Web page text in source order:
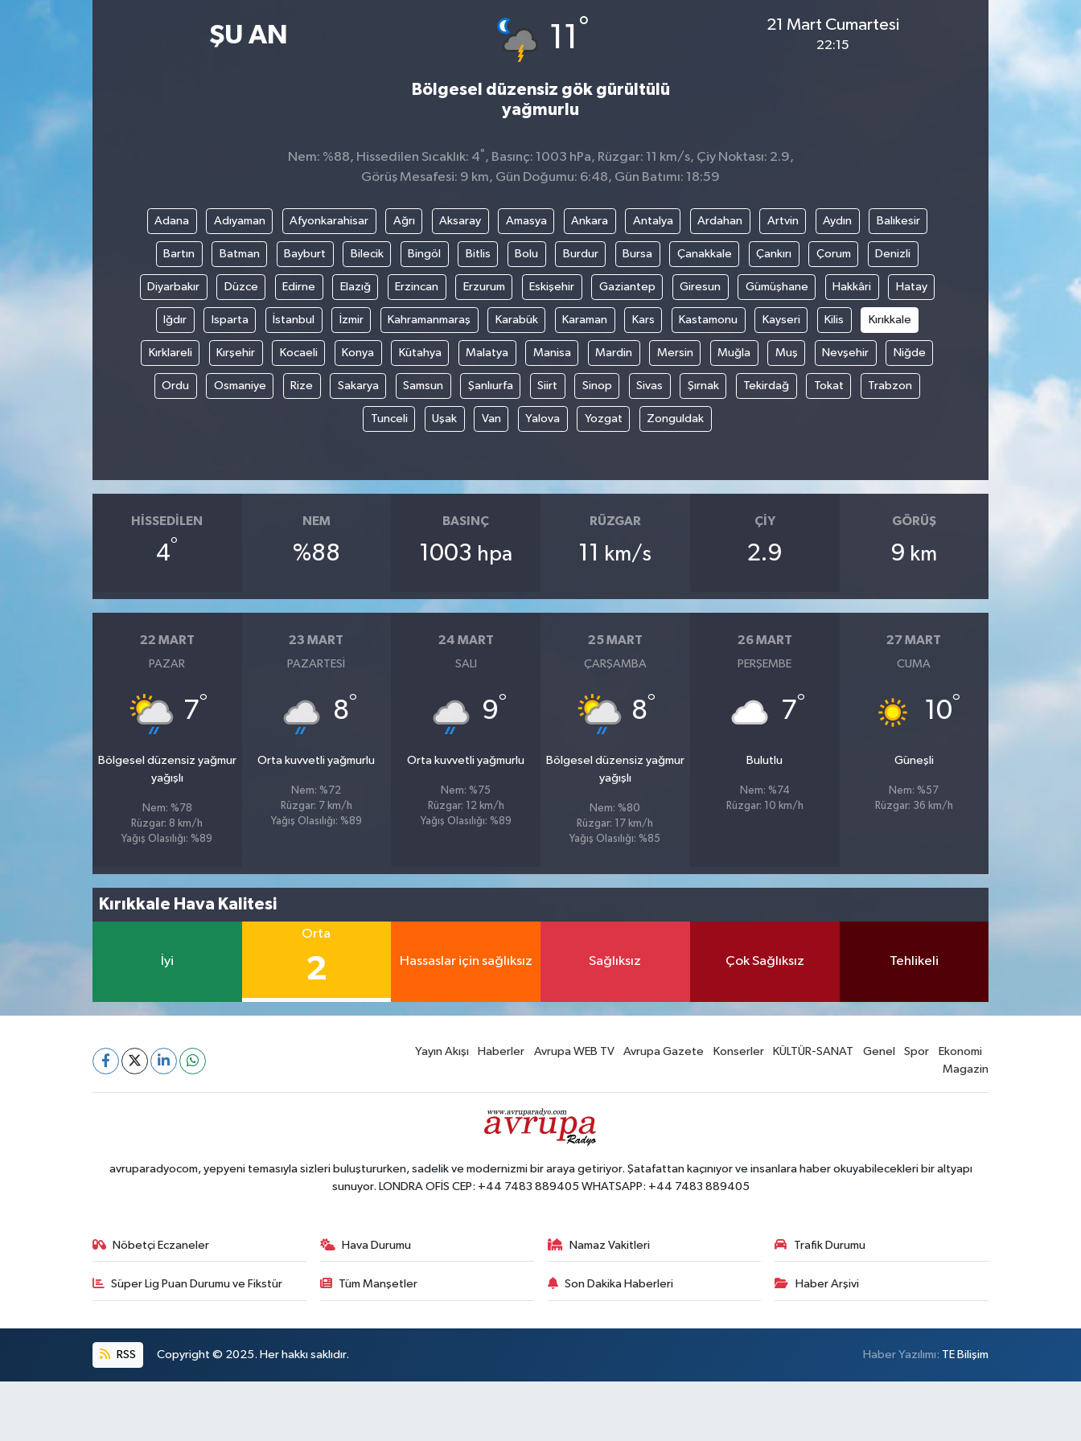
ŞU AN 11 °
Bölgesel düzensiz gök gürültülü
yağmurlu
21 Mart Cumartesi
22:15
Nem: %88, Hissedilen Sıcaklık: 4° , Basınç: 1003 hPa, Rüzgar: 11 km/s, Çiy Noktası: 2.9,
Görüş Mesafesi: 9 km, Gün Doğumu: 6:48, Gün Batımı: 18:59
Adana Adıyaman Afyonkarahisar Ağrı Aksaray Amasya Ankara Antalya Ardahan Artvin Aydın Balıkesir
Bartın Batman Bayburt Bilecik Bingöl Bitlis Bolu Burdur Bursa Çanakkale Çankırı Çorum Denizli
Diyarbakır Düzce Edirne Elazığ Erzincan Erzurum Eskişehir Gaziantep Giresun Gümüşhane Hakkâri Hatay
Iğdır Isparta İstanbul İzmir Kahramanmaraş Karabük Karaman Kars Kastamonu Kayseri Kilis Kırıkkale
Kırklareli Kırşehir Kocaeli Konya Kütahya Malatya Manisa Mardin Mersin Muğla Muş Nevşehir Niğde
Ordu Osmaniye Rize Sakarya Samsun Şanlıurfa Siirt Sinop Sivas Şırnak Tekirdağ Tokat Trabzon
Tunceli Uşak Van Yalova Yozgat Zonguldak
HISSEDILEN
4°
NEM
%88
BASINÇ
1003 hpa
RÜZGAR
11 km/s
ÇIY
2.9
GÖRÜŞ
9 km
22 MART
PAZAR
7°
Bölgesel düzensiz yağmur
yağışlı
Nem: %78
Rüzgar: 8 km/h
Yağış Olasılığı: %89
23 MART
PAZARTESI
8°
Orta kuvvetli yağmurlu
Nem: %72
Rüzgar: 7 km/h
Yağış Olasılığı: %89
24 MART
SALI
9°
Orta kuvvetli yağmurlu
Nem: %75
Rüzgar: 12 km/h
Yağış Olasılığı: %89
25 MART
ÇARŞAMBA
8°
Bölgesel düzensiz yağmur
yağışlı
Nem: %80
Rüzgar: 17 km/h
Yağış Olasılığı: %85
26 MART
PERŞEMBE
7°
Bulutlu
Nem: %74
Rüzgar: 10 km/h
27 MART
CUMA
10°
Güneşli
Nem: %57
Rüzgar: 36 km/h
Kırıkkale Hava Kalitesi
İyi
Orta
2 Hassaslar için sağlıksız Sağlıksız Çok Sağlıksız Tehlikeli
Yayın Akışı Haberler Avrupa WEB TV Avrupa Gazete Konserler KÜLTÜR-SANAT Genel Spor
Ekonomi
Magazin
avruparadyocom, yepyeni temasıyla sizleri buluştururken, sadelik ve modernizmi bir araya getiriyor. Şatafattan kaçınıyor ve insanlara haber okuyabilecekleri bir altyapı
sunuyor. LONDRA OFİS CEP: +44 7483 889405 WHATSAPP: +44 7483 889405
Nöbetçi Eczaneler Hava Durumu Namaz Vakitleri Trafik Durumu
Süper Lig Puan Durumu ve Fikstür Tüm Manşetler Son Dakika Haberleri Haber Arşivi
RSS Copyright © 2025. Her hakkı saklıdır. Haber Yazılımı: TE Bilişim